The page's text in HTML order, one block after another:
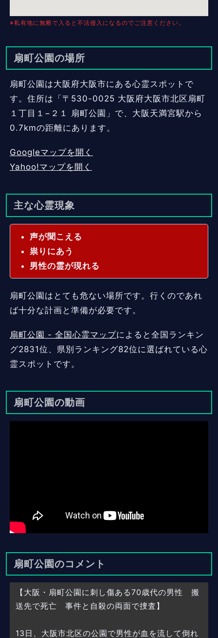
※私有地に無断で入ると不法侵入になるのでご注意ください。
扇町公園の場所
扇町公園は大阪府大阪市にある心霊スポットで
す。住所は「〒530-0025 大阪府大阪市北区扇町
１丁目１−２１ 扇町公園」で、大阪天満宮駅から
0.7kmの距離にあります。
Googleマップを開く
Yahoo!マップを開く
主な心霊現象
声が聞こえる
祟りにあう
男性の霊が現れる
扇町公園はとても危ない場所です。行くのであれ
ば十分な計画と準備が必要です。
扇町公園 - 全国心霊マップによると全国ランキン
グ2831位、県別ランキング82位に選ばれている心
霊スポットです。
扇町公園の動画
扇町公園のコメント
【大阪・扇町公園に刺し傷ある70歳代の男性 搬
送先で死亡 事件と自殺の両面で捜査】
13日、大阪市北区の公園で男性が血を流して倒れ